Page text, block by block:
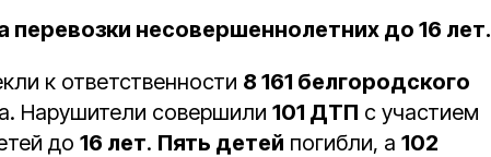
перевозки несовершеннолетних до 16 лет.
к ответственности 8 161 белгородского
Нарушители совершили 101 ДТП с участием
до 16 лет. Пять детей погибли, а 102